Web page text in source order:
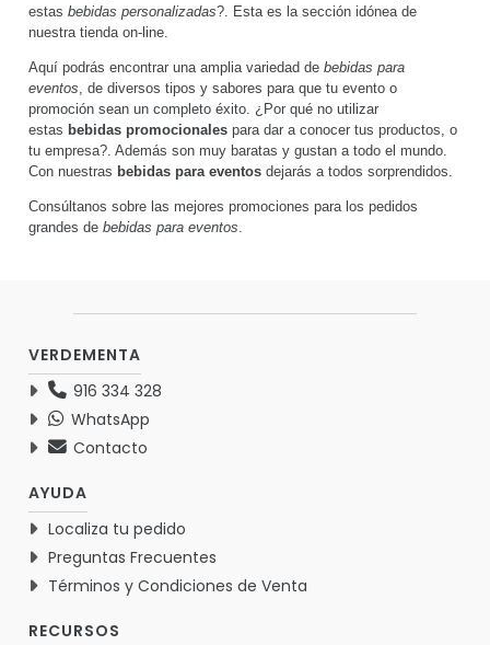
estas bebidas personalizadas?. Esta es la sección idónea de
nuestra tienda on-line.
Aquí podrás encontrar una amplia variedad de bebidas para
eventos , de diversos tipos y sabores para que tu evento o
promoción sean un completo éxito. ¿Por qué no utilizar
estas bebidas promocionales para dar a conocer tus productos, o
tu empresa?. Además son muy baratas y gustan a todo el mundo.
Con nuestras bebidas para eventos dejarás a todos sorprendidos.
Consúltanos sobre las mejores promociones para los pedidos
grandes de bebidas para eventos
VERDEMENTA
916 334 328
WhatsApp
Contacto
AYUDA
Localiza tu pedido
Preguntas Frecuentes
Términos y Condiciones de Venta
RECURSOS